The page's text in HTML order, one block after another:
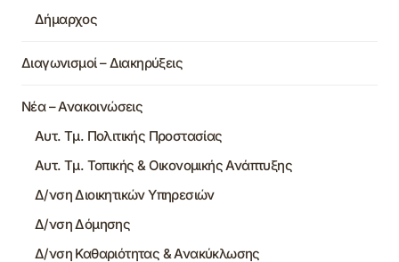
Δήμαρχος
Διαγωνισμοί – Διακηρύξεις
Νέα – Ανακοινώσεις
Αυτ. Τμ. Πολιτικής Προστασίας
Αυτ. Τμ. Τοπικής & Οικονομικής Ανάπτυξης
Δ/νση Διοικητικών Υπηρεσιών
Δ/νση Δόμησης
Δ/νση Καθαριότητας & Ανακύκλωσης